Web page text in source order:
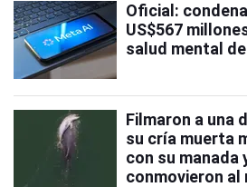
Oficial:
US$567
salud mental
Filmaron a una
su cría muerta
con su manada
conmovieron al